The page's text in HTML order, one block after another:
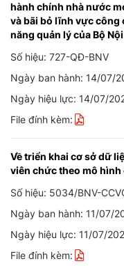
hành chính nhà nước
và bãi bỏ lĩnh vực
năng quản lý của Bộ
Số hiệu: 727-QĐ-BNV
Ngày ban hành: 14/07/
Ngày hiệu lực: 14/07/
File đính kèm:
Về triển khai cơ sở dữ
viên chức theo mô
Số hiệu: 5034/BNV-
Ngày ban hành: 11/07/
Ngày hiệu lực: 11/07/
File đính kèm: